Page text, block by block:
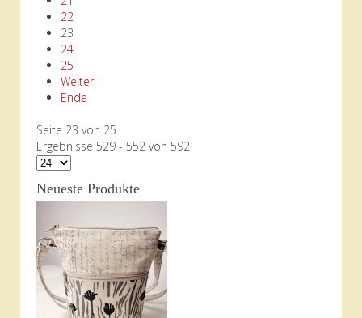
22
23
24
25
Weiter
Ende
Seite 23 von 25
Ergebnisse 529 - 552 von 592
Neueste Produkte